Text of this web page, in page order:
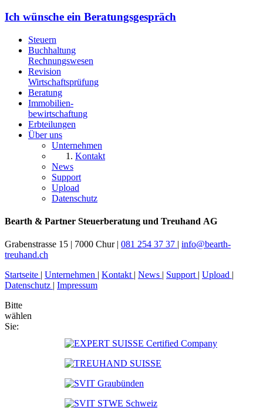
Ich wünsche ein Beratungsgespräch
Steuern
Buchhaltung
Rechnungswesen
Revision
Wirtschaftsprüfung
Beratung
Immobilien-
bewirtschaftung
Erbteilungen
Über uns
Unternehmen
Kontakt
News
Support
Upload
Datenschutz
Bearth & Partner Steuerberatung und Treuhand AG
Grabenstrasse 15 | 7000 Chur | 081 254 37 37 | info@bearth-
treuhand.ch
Startseite | Unternehmen | Kontakt | News | Support | Upload |
Datenschutz | Impressum
Bitte
wählen
Sie: